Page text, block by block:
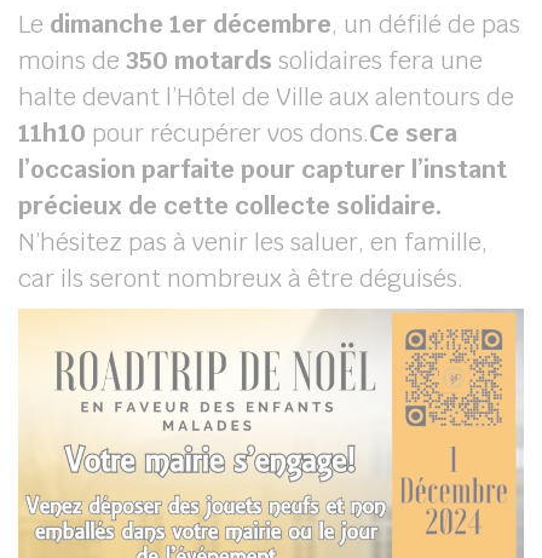
Le dimanche 1er décembre, un défilé de pas
moins de 350 motards solidaires fera une
halte devant l’Hôtel de Ville aux alentours de
11h10 pour récupérer vos dons.Ce sera
l’occasion parfaite pour capturer l’instant
précieux de cette collecte solidaire.
N’hésitez pas à venir les saluer, en famille,
car ils seront nombreux à être déguisés.